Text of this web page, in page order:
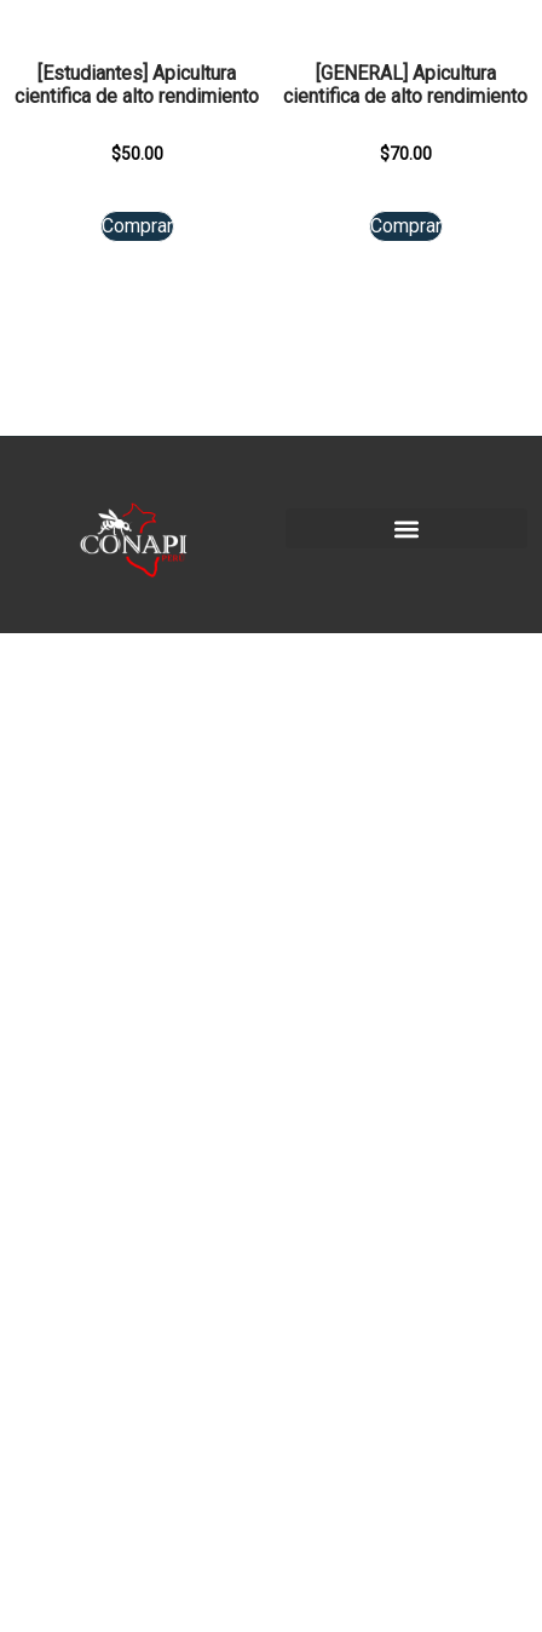
[Estudiantes] Apicultura
cientifica de alto rendimiento
$50.00
Comprar
[GENERAL] Apicultura
cientifica de alto rendimiento
$70.00
Comprar